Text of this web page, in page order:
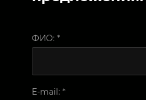
ФИО: *
E-mail: *